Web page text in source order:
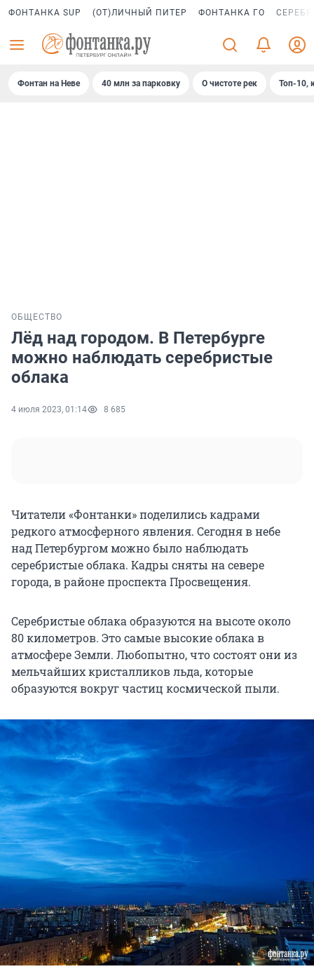
ФОНТАНКА SUP (ОТ)ЛИЧНЫЙ ПИТЕР ФОНТАНКА ГО
Фонтан на Неве 40 млн за парковку О чистоте рек Топ-10,
ОБЩЕСТВО
Лёд над городом. В Петербурге
можно наблюдать серебристые
облака
4 июля 2023, 01:14 8 685
Читатели «Фонтанки» поделились кадрами
редкого атмосферного явления. Сегодня в небе
над Петербургом можно было наблюдать
серебристые облака. Кадры сняты на севере
города, в районе проспекта Просвещения.
Серебристые облака образуются на высоте около
80 километров. Это самые высокие облака в
атмосфере Земли. Любопытно, что состоят они из
мельчайших кристалликов льда, которые
образуются вокруг частиц космической пыли.